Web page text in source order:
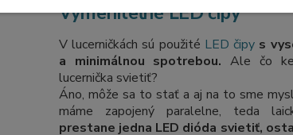
Vymeniteľné LED čipy
V lucerničkách sú použité LED čipy s
a minimálnou spotrebou. Ale čo
lucernička svietiť?
Áno, môže sa to stať a aj na to sme
máme zapojený paralelne, teda
prestane jedna LED dióda svietiť,